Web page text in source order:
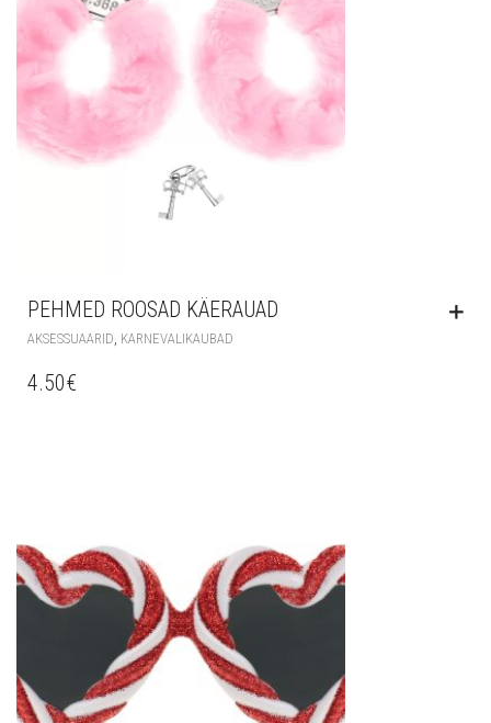
PEHMED ROOSAD KÄERAUAD
AKSESSUAARID KARNEVALIKAUBAD
4.50€